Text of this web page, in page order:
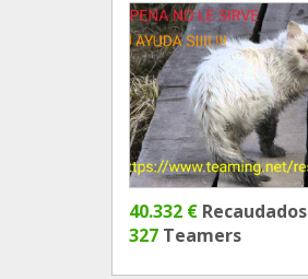
40.332 € Recaudados
327 Teamers